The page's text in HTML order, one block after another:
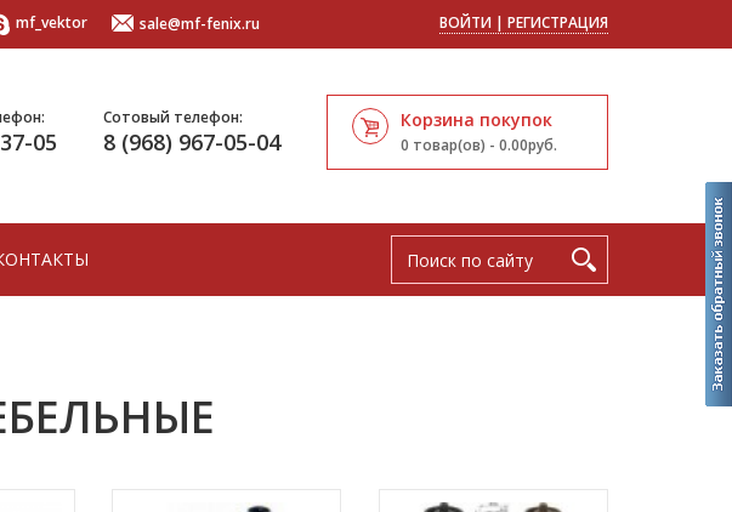
mf_vektor sale@mf-fenix.ru ВОЙТИ | РЕГИСТРАЦИЯ
05
Сотовый телефон:
8 (968) 967-05-04
Корзина покупок
0 товар(ов) - 0.00руб.